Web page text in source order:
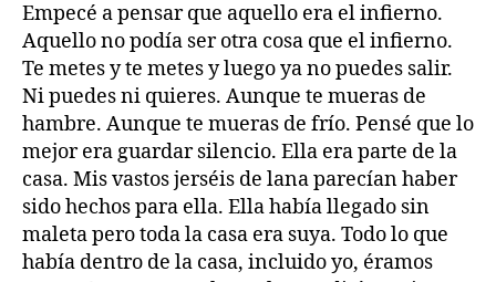
Empecé a pensar que aquello era el infierno.
Aquello no podía ser otra cosa que el infierno.
Te metes y te metes y luego ya no puedes salir.
Ni puedes ni quieres. Aunque te mueras de
hambre. Aunque te mueras de frío. Pensé que lo
mejor era guardar silencio. Ella era parte de la
casa. Mis vastos jerséis de lana parecían haber
sido hechos para ella. Ella había llegado sin
maleta pero toda la casa era suya. Todo lo que
había dentro de la casa, incluido yo, éramos